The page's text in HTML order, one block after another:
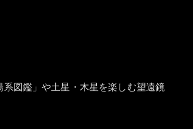
図鑑」や土星・木星を楽しむ望遠鏡